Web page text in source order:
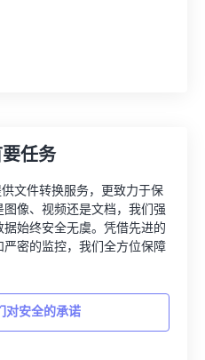
任务
文件转换服务，更致力于保
像、视频还是文档，我们强
始终安全无虞。凭借先进的
密的监控，我们全方位保障
对安全的承诺